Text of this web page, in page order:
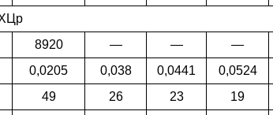
8920 — — —
0,0205 0,038 0,0441 0,0524
49 26 23 19